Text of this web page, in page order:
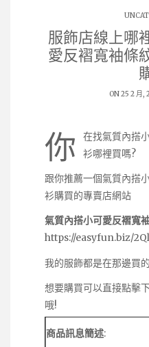
服飾店線上哪
愛反褶寬袖條
ON 25 2 月,
你
在找氣質內搭
衫哪裡買嗎?
跟你推薦一個氣質內搭
衫購買的專賣店網站
氣質內搭小可愛反褶寬
https://easyfun.biz/
我的服飾都是在那邊買的
想要購買可以直接點擊
哦!
商品訊息簡述: